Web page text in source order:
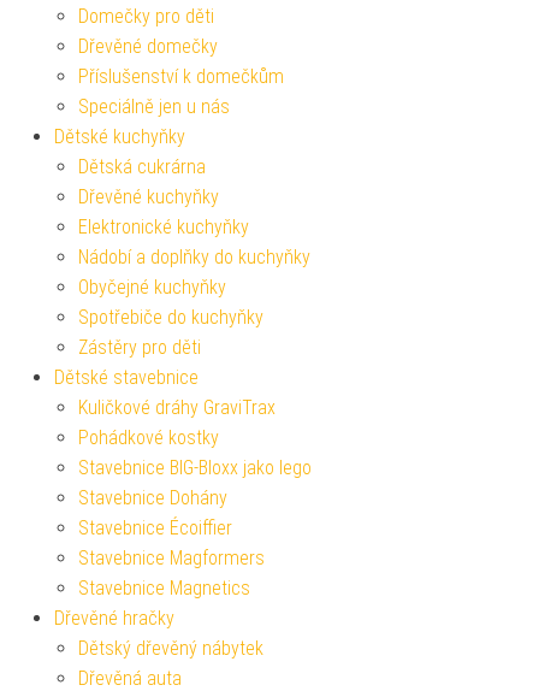
Domečky pro děti
Dřevěné domečky
Příslušenství k domečkům
Speciálně jen u nás
Dětské kuchyňky
Dětská cukrárna
Dřevěné kuchyňky
Elektronické kuchyňky
Nádobí a doplňky do kuchyňky
Obyčejné kuchyňky
Spotřebiče do kuchyňky
Zástěry pro děti
Dětské stavebnice
Kuličkové dráhy GraviTrax
Pohádkové kostky
Stavebnice BIG-Bloxx jako lego
Stavebnice Dohány
Stavebnice Écoiffier
Stavebnice Magformers
Stavebnice Magnetics
Dřevěné hračky
Dětský dřevěný nábytek
Dřevěná auta